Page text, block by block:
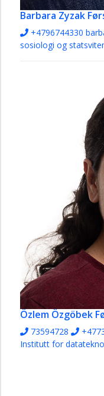
Barbara Zyzak
+4796744330
sosiologi og
Özlem Özgöbek
73594728
Institutt for